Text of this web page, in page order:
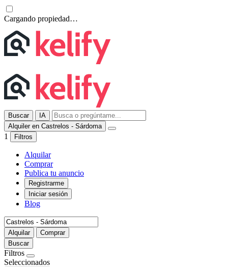
Cargando propiedad…
Buscar
IA
Alquiler en Castrelos - Sárdoma
1 Filtros
Alquilar
Comprar
Publica tu anuncio
Registrarme
Iniciar sesión
Blog
Alquilar
Comprar
Buscar
Filtros
Seleccionados